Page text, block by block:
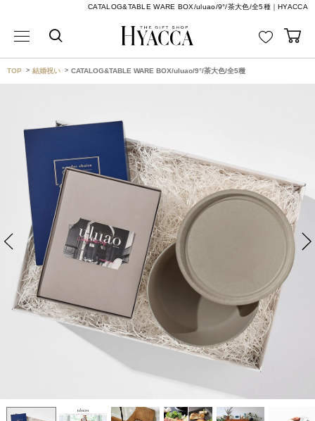
CATALOG&TABLE WARE BOX/uluao/9°/茶大色/全5種｜HYACCA
TOP 結婚祝い CATALOG&TABLE WARE BOX/uluao/9°/茶大色/全5種